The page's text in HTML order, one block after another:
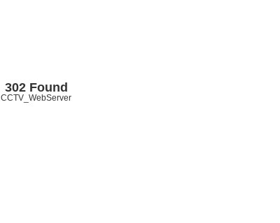
302 Found
CCTV_WebServer